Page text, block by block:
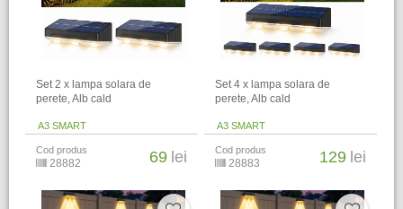
Set 2 x lampa solara de
perete, Alb cald
A3 SMART
Cod produs
28882 69 lei
Set 4 x lampa solara de
perete, Alb cald
A3 SMART
Cod produs
28883 129 lei